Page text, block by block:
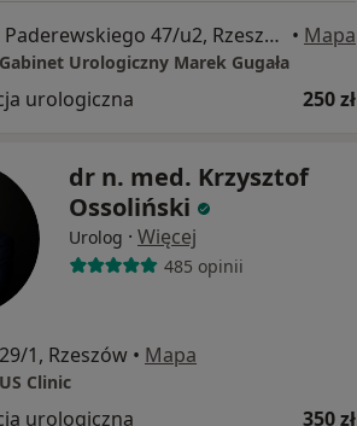
Ignacego Paderewskiego 47/u2, Rzeszów • Mapa
Urologiczny Marek Gugała
urologiczna 250 zł
dr n. med. Krzysztof
Ossoliński
Urolog · Więcej
485 opinii
1, Rzeszów • Mapa
Clinic
urologiczna 350 zł